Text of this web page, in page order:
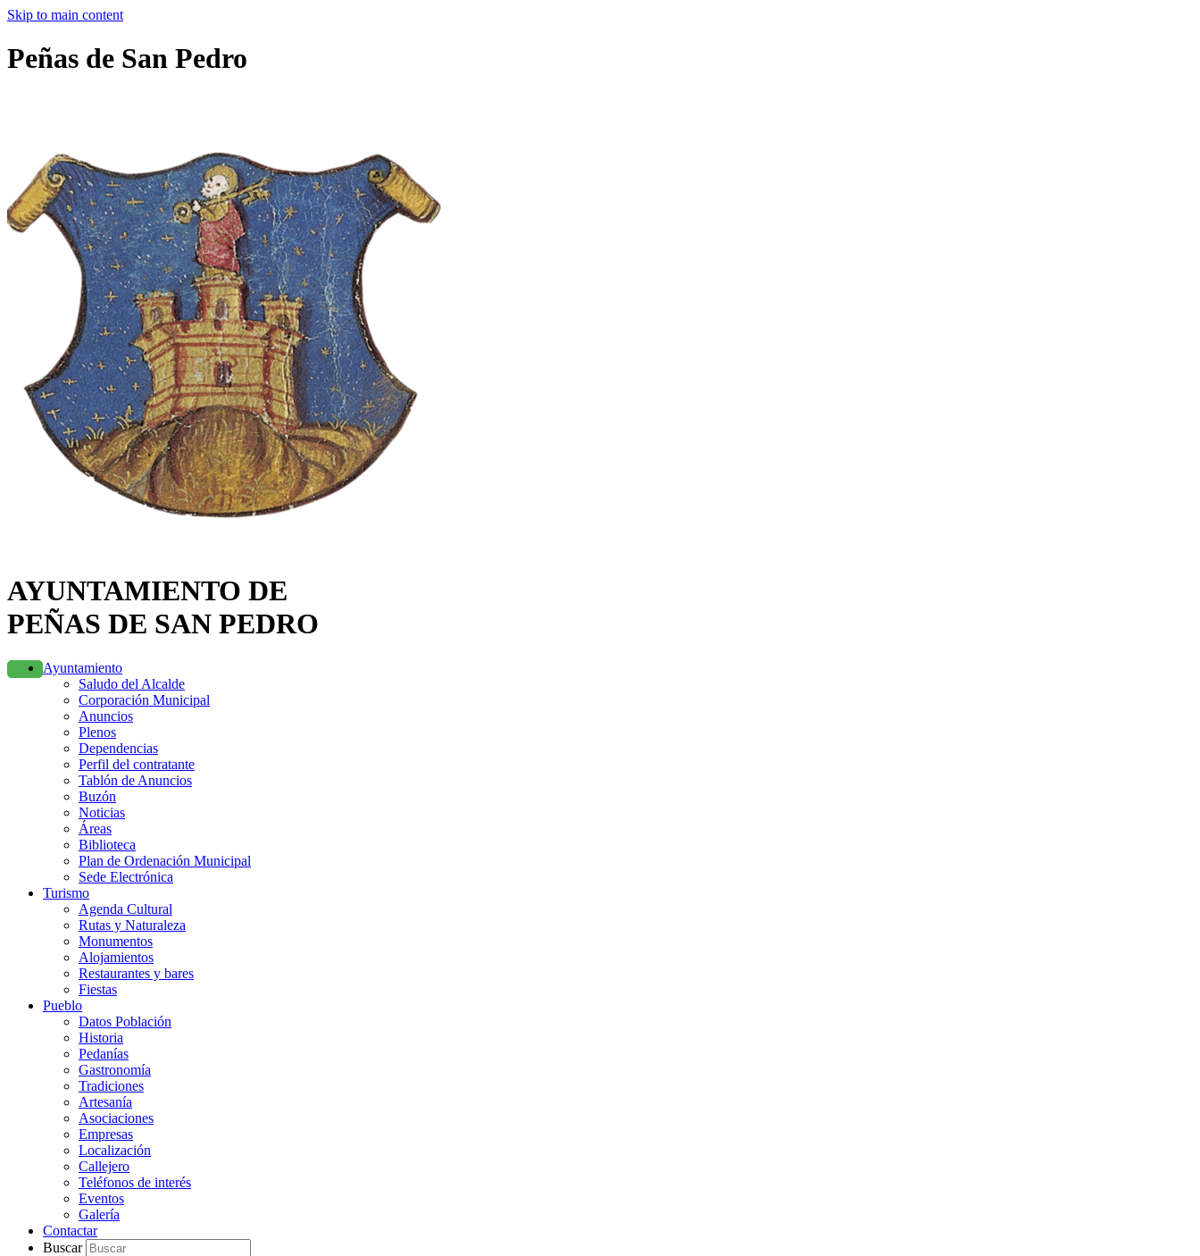
Skip to main content
Peñas de San Pedro
AYUNTAMIENTO DE
PEÑAS DE SAN PEDRO
Ayuntamiento
Saludo del Alcalde
Corporación Municipal
Anuncios
Plenos
Dependencias
Perfil del contratante
Tablón de Anuncios
Buzón
Noticias
Áreas
Biblioteca
Plan de Ordenación Municipal
Sede Electrónica
Turismo
Agenda Cultural
Rutas y Naturaleza
Monumentos
Alojamientos
Restaurantes y bares
Fiestas
Pueblo
Datos Población
Historia
Pedanías
Gastronomía
Tradiciones
Artesanía
Asociaciones
Empresas
Localización
Callejero
Teléfonos de interés
Eventos
Galería
Contactar
Buscar